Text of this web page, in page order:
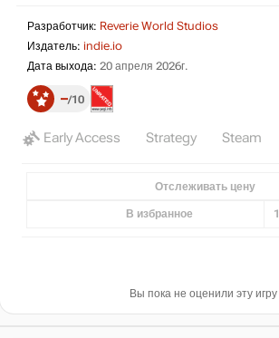
Разработчик: Reverie World Studios
Издатель: indie.io
Дата выхода: 20 апреля 2026г.
– 10
Early Access Strategy Steam
Отслеживать цену
В избранное 1
Вы пока не оценили эту игру